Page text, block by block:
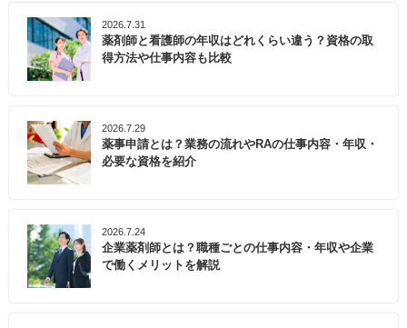
2026.7.31
薬剤師と看護師の年収はどれくらい違う？資格の取
得方法や仕事内容も比較
2026.7.29
薬事申請とは？業務の流れやRAの仕事内容・年収・
必要な資格を紹介
2026.7.24
企業薬剤師とは？職種ごとの仕事内容・年収や企業
で働くメリットを解説